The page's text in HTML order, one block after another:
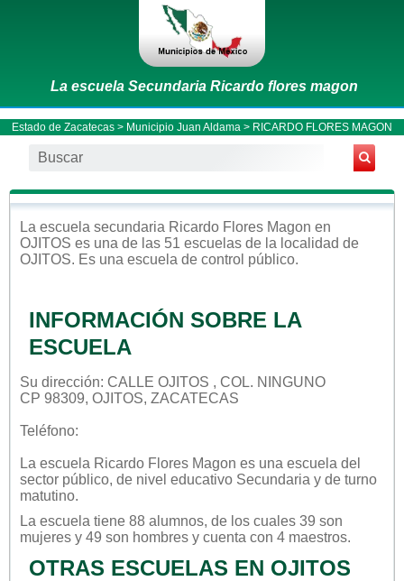
La escuela Secundaria Ricardo flores magon
Estado de Zacatecas > Municipio Juan Aldama > RICARDO FLORES MAGON
La escuela secundaria Ricardo Flores Magon en
OJITOS es una de las 51 escuelas de la localidad de
OJITOS. Es una escuela de control público.
INFORMACIÓN SOBRE LA
ESCUELA
Su dirección: CALLE OJITOS , COL. NINGUNO
CP 98309, OJITOS, ZACATECAS
Teléfono:
La escuela Ricardo Flores Magon es una escuela del
sector público, de nivel educativo Secundaria y de turno
matutino.
La escuela tiene 88 alumnos, de los cuales 39 son
mujeres y 49 son hombres y cuenta con 4 maestros.
OTRAS ESCUELAS EN OJITOS